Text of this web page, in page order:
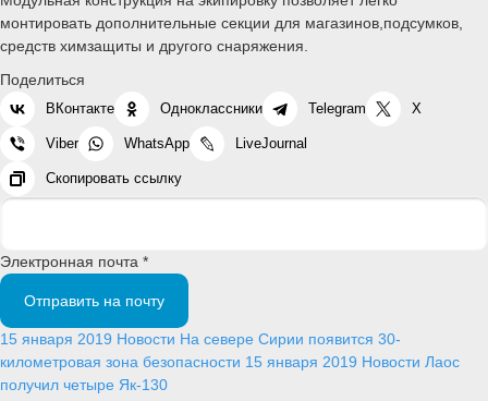
монтировать дополнительные секции для магазинов,подсумков,
средств химзащиты и другого снаряжения.
Поделиться
ВКонтакте Одноклассники Telegram X
Viber WhatsApp LiveJournal
Скопировать ссылку
Электронная почта *
Отправить на почту
15 января 2019 Новости На севере Сирии появится 30-
километровая зона безопасности 15 января 2019 Новости Лаос
получил четыре Як-130